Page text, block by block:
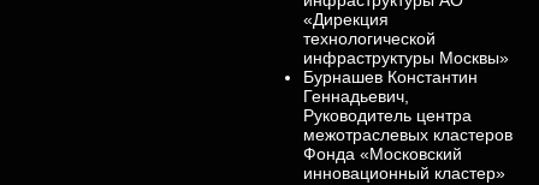
«Дирекция
технологической
инфраструктуры Москвы»
Бурнашев Константин
Геннадьевич,
Руководитель центра
межотраслевых кластеров
Фонда «Московский
инновационный кластер»